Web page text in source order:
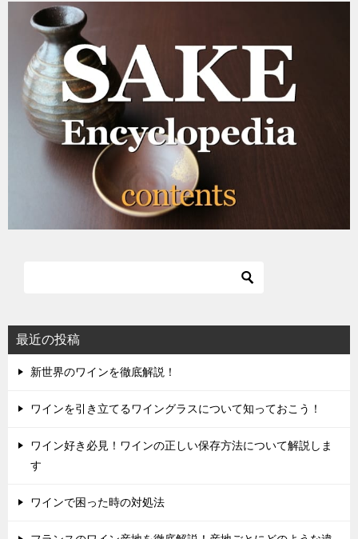
最近の投稿
新世界のワインを徹底解説！
ワインを引き立てるワイングラスについて知っておこう！
ワイン好き必見！ワインの正しい保存方法について解説しま
す
ワインで困った時の対処法